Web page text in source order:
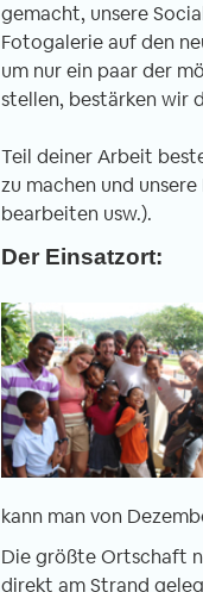
gemacht, unsere
Fotogalerie auf den
um nur ein paar der
stellen, bestärken wir
Teil deiner Arbeit
zu machen und
bearbeiten usw.).
Der Einsatzort:
kann man von
Die größte Ortschaft
direkt am Strand